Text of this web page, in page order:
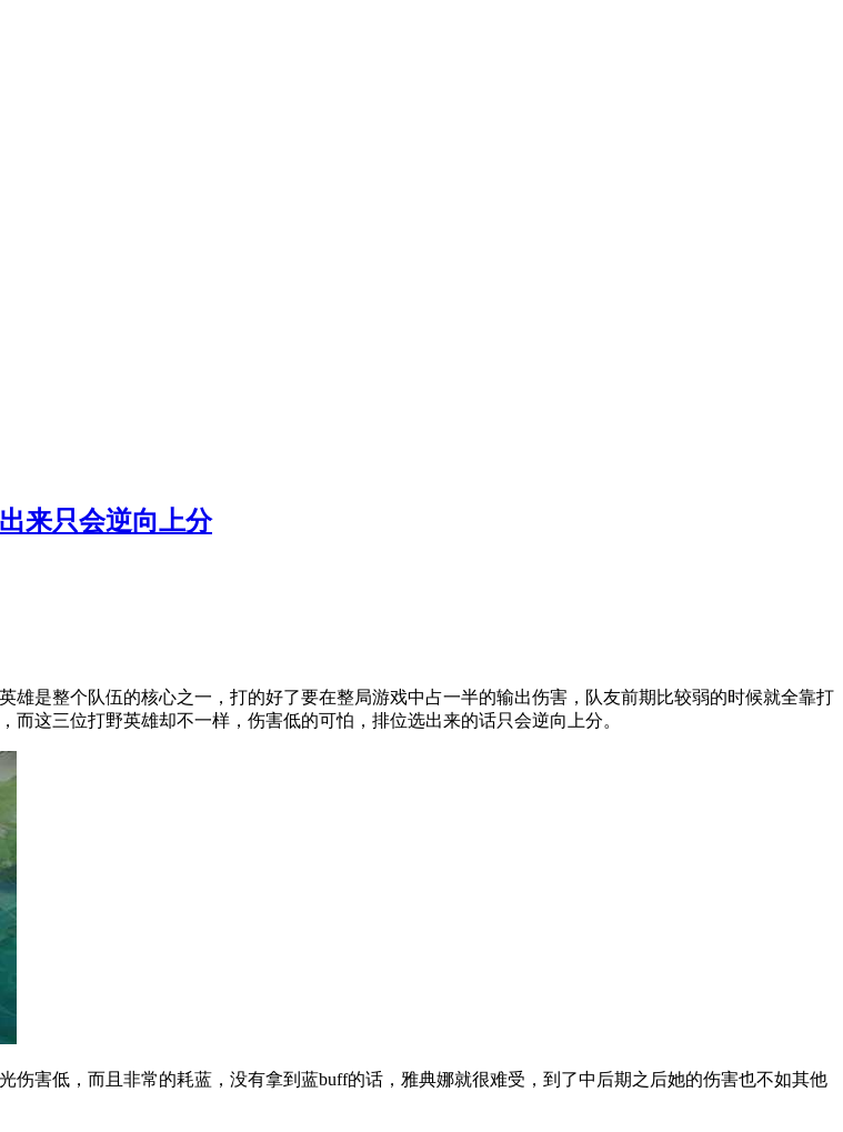
来只会逆向上分
是整个队伍的核心之一，打的好了要在整局游戏中占一半的输出伤害，队友前期比较弱的时候就全靠打
这三位打野英雄却不一样，伤害低的可怕，排位选出来的话只会逆向上分。
害低，而且非常的耗蓝，没有拿到蓝buff的话，雅典娜就很难受，到了中后期之后她的伤害也不如其他